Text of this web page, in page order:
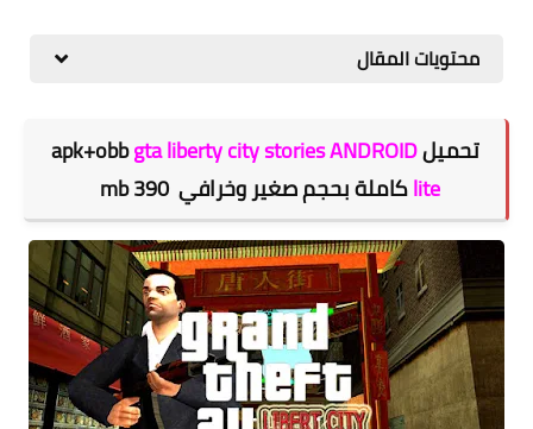
محتويات المقال
تحميل apk+obbgta liberty city stories ANDROID
liteكاملة بحجم صغير وخرافي 390 mb